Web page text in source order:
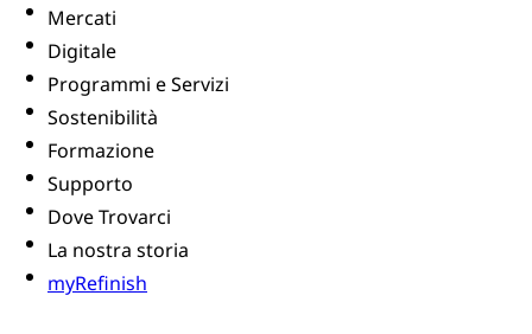
Mercati
Digitale
Programmi e Servizi
Sostenibilità
Formazione
Supporto
Dove Trovarci
La nostra storia
myRefinish